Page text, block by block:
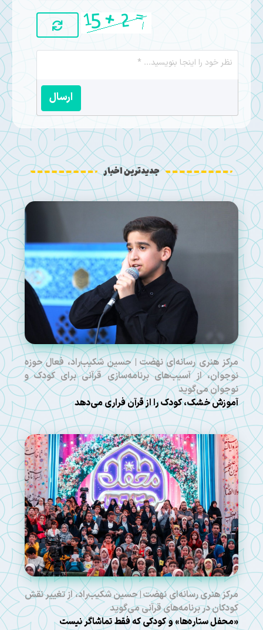
ارسال
جدیدترین اخبار
مرکز هنری رسانه‌ای نهضت | حسین شکیب‌راد، فعال حوزه
نوجوان، از آسیب‌های برنامه‌سازی قرآنی برای کودک و
نوجوان می‌گوید
آموزش خشک، کودک را از قرآن فراری می‌دهد
مرکز هنری رسانه‌ای نهضت | حسین شکیب‌راد، از تغییر نقش
کودکان در برنامه‌های قرآنی می‌گوید
«محفل ستاره‌ها» و کودکی که فقط تماشاگر نیست